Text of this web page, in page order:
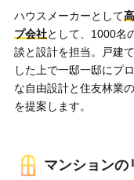
ハウスメーカーとして
プ会社として、1000名
談と設計を担当。戸建
した上で一邸一邸にプ
な自由設計と住友林業
を提案します。
マンションの